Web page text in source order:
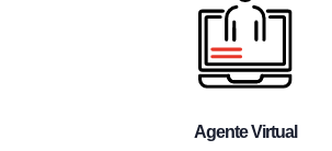
Agente Virtual